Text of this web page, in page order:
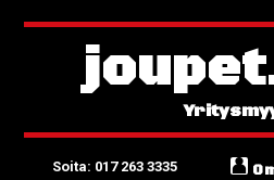
Soita: 017 263 3335